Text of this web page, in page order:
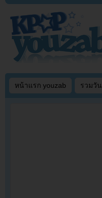
หน้าแรก youzab รวมวั